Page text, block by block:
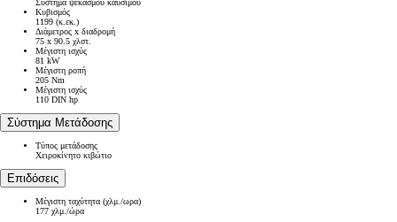
Σύστημα ψεκασμού καυσίμου
Κυβισμός
1199 (κ.εκ.)
Διάμετρος x διαδρομή
75 x 90.5 χλστ.
Μέγιστη ισχύς
81 kW
Μέγιστη ροπή
205 Nm
Μέγιστη ισχύς
110 DIN hp
Σύστημα Μετάδοσης
Τύπος μετάδοσης
Χειροκίνητο κιβώτιο
Επιδόσεις
Μέγιστη ταχύτητα (χλμ./ωρα)
177 χλμ./ώρα